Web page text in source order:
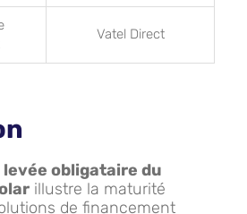
Vatel Direct
obligataire du
illustre la maturité
de financement